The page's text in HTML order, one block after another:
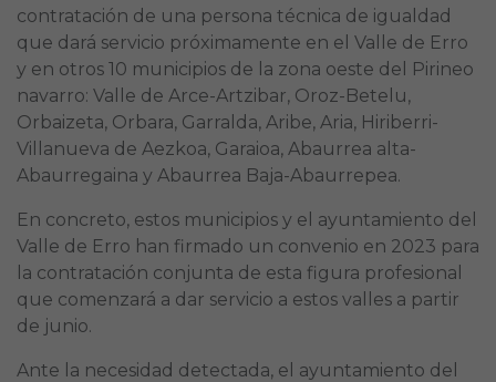
contratación de una persona técnica de igualdad
que dará servicio próximamente en el Valle de Erro
y en otros 10 municipios de la zona oeste del Pirineo
navarro: Valle de Arce-Artzibar, Oroz-Betelu,
Orbaizeta, Orbara, Garralda, Aribe, Aria, Hiriberri-
Villanueva de Aezkoa, Garaioa, Abaurrea alta-
Abaurregaina y Abaurrea Baja-Abaurrepea.
En concreto, estos municipios y el ayuntamiento del
Valle de Erro han firmado un convenio en 2023 para
la contratación conjunta de esta figura profesional
que comenzará a dar servicio a estos valles a partir
de junio.
Ante la necesidad detectada, el ayuntamiento del